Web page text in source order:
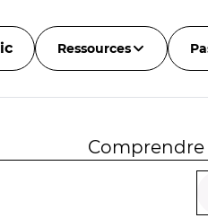
Ressources
Comprendre